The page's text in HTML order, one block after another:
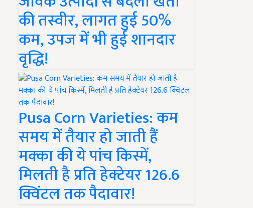
की तस्वीर, लागत हुई 50%
कम, उपज में भी हुई शानदार
वृद्धि!
Pusa Corn Varieties: कम
समय में तैयार हो जाती हैं
मक्का की ये पांच किस्में,
मिलती है प्रति हेक्टेयर 126.6
क्विंटल तक पैदावार!